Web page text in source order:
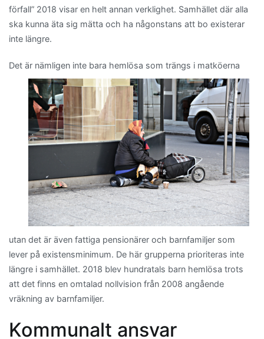
förfall” 2018 visar en helt annan verklighet. Samhället där alla
ska kunna äta sig mätta och ha någonstans att bo existerar
inte längre.
Det är nämligen inte bara hemlösa som trängs i matköerna
utan det är även fattiga pensionärer och barnfamiljer som
lever på existensminimum. De här grupperna prioriteras inte
längre i samhället. 2018 blev hundratals barn hemlösa trots
att det finns en omtalad nollvision från 2008 angående
vräkning av barnfamiljer.
Kommunalt ansvar